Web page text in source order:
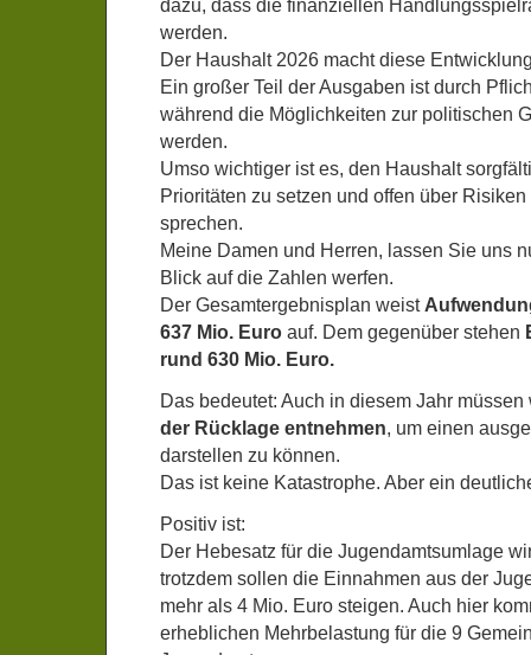
dazu, dass die finanziellen
werden.
Der Haushalt 2026 macht diese
Ein großer Teil der Ausgaben ist durch
während die Möglichkeiten zur politischen
werden.
Umso wichtiger ist es, den Haushalt
Prioritäten zu setzen und offen über
sprechen.
Meine Damen und Herren, lassen Sie uns
Blick auf die Zahlen werfen.
Der Gesamtergebnisplan weist
637 Mio. Euro auf. Dem gegenüber stehen
rund 630 Mio. Euro.
Das bedeutet: Auch in diesem Jahr
der Rücklage entnehmen, um einen
darstellen zu können.
Das ist keine Katastrophe. Aber ein
Positiv ist:
Der Hebesatz für die Jugendamtsumlage
trotzdem sollen die Einnahmen aus der
mehr als 4 Mio. Euro steigen. Auch hier
erheblichen Mehrbelastung für die 9